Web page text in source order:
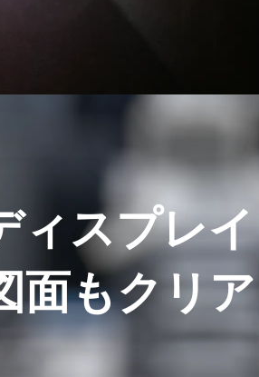
ィスプレイ
面もクリア